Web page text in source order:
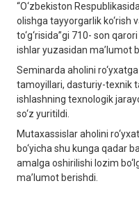
“O‘zbekiston
olishga tayyorgarlik ko‘rish
to‘g‘risida”gi 710- son
ishlar yuzasidan ma’lumot
Seminarda aholini
tamoyillari, dasturiy-texnik
ishlashning texnologik
so‘z yuritildi.
Mutaxassislar aholini
bo‘yicha shu kunga qadar
amalga oshirilishi lozim
ma’lumot berishdi.